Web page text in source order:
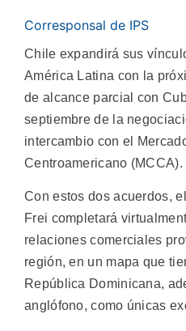
Corresponsal de IPS
Chile expandirá sus
América Latina con la
de alcance parcial con
septiembre de la
intercambio con el
Centroamericano (MCCA).
Con estos dos acuerdos,
Frei completará
relaciones comerciales
región, en un mapa que
República Dominicana,
anglófono, como únicas